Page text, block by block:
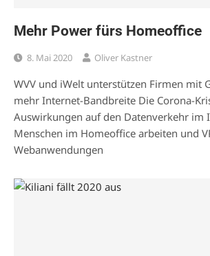
Mehr Power fürs Homeoffice
8. Mai 2020 Oliver Kastner
WVV und iWelt unterstützen Firmen mit
mehr Internet-Bandbreite Die Corona-
Auswirkungen auf den Datenverkehr im
Menschen im Homeoffice arbeiten und
Webanwendungen